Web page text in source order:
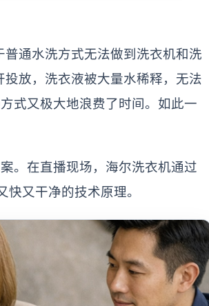
通水洗方式无法做到洗衣机和洗
放，洗衣液被大量水稀释，无法
式又极大地浪费了时间。如此一
。在直播现场，海尔洗衣机通过
快又干净的技术原理。